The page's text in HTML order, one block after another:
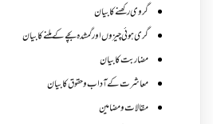
گروی رکھنے کا بیان
گری ہوئی چیزوں اورگمشدہ بچے کے ملنے کا بیان
مضاربت کا بیان
معاشرت کے آداب و حقوق کا بیان
مقالات ومضامین